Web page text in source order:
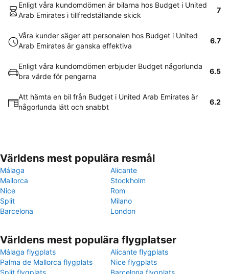
Enligt våra kundomdömen är bilarna hos Budget i United
Arab Emirates i tillfredställande skick
7
Våra kunder säger att personalen hos Budget i United
Arab Emirates är ganska effektiva
6.7
Enligt våra kundomdömen erbjuder Budget någorlunda
bra värde för pengarna
6.5
Att hämta en bil från Budget i United Arab Emirates är
någorlunda lätt och snabbt
6.2
Världens mest populära resmål
Málaga
Alicante
Mallorca
Stockholm
Nice
Rom
Split
Milano
Barcelona
London
Världens mest populära flygplatser
Málaga flygplats
Alicante flygplats
Palma de Mallorca flygplats
Nice flygplats
Split flygplats
Barcelona flygplats